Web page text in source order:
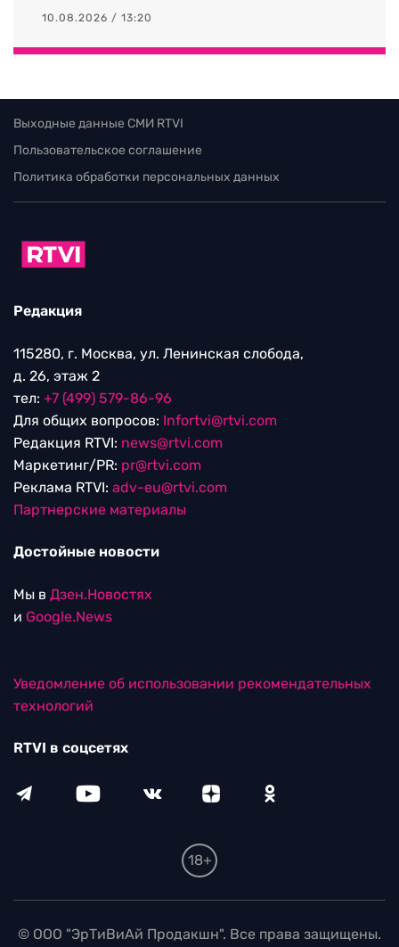
10.08.2026 / 13:20
Выходные данные СМИ RTVI
Пользовательское соглашение
Политика обработки персональных данных
Редакция
115280, г. Москва, ул. Ленинская слобода,
д. 26, этаж 2
тел: +7 (499) 579-86-96
Для общих вопросов: Infortvi@rtvi.com
Редакция RTVI: news@rtvi.com
Маркетинг/PR: pr@rtvi.com
Реклама RTVI: adv-eu@rtvi.com
Партнерские материалы
Достойные новости
Мы в Дзен.Новостях
и Google.News
Уведомление об использовании рекомендательных
технологий
RTVI в соцсетях
18+
© ООО "ЭрТиВиАй Продакшн". Все права защищены.